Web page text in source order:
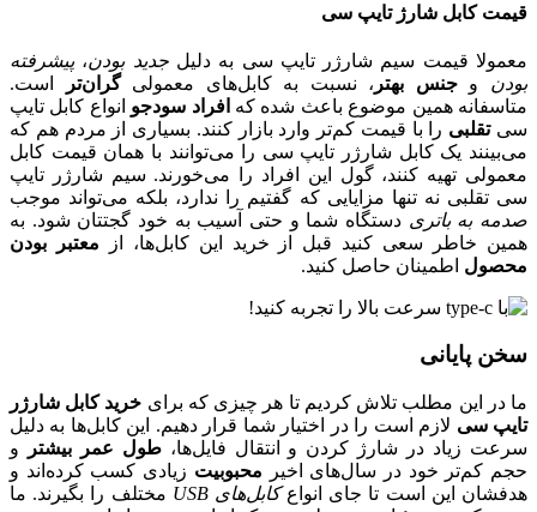
قیمت کابل شارژ تایپ سی
معمولا قیمت سیم شارژر تایپ سی به دلیلجدید بودن، پیشرفته
بودن وجنس بهتر ، نسبت به کابل‌های معمولیگران‌تر
است.
متاسفانه همین موضوع باعث شده که افراد سودجو انواع کابل تایپ
سیتقلبی را با قیمت کم‌تر وارد بازار کنند. بسیاری از مردم هم که
می‌بینند یک کابل شارژر تایپ سی را می‌توانند با همان قیمت کابل
معمولی تهیه کنند، گول این افراد را می‌خورند. سیم شارژر تایپ
سی تقلبی نه تنها مزایایی که گفتیم را ندارد، بلکه می‌تواند موجب
صدمه به باتری دستگاه شما و حتی آسیب به خود گجتتان شود. به
همین خاطر سعی کنید قبل از خرید این کابل‌ها، از معتبر بودن
محصول اطمینان حاصل کنید.
سخن پایانی
ما در این مطلب تلاش کردیم تا هر چیزی که برای خرید کابل شارژر
تایپ سی لازم است را در اختیار شما قرار دهیم. این کابل‌ها به دلیل
سرعت زیاد در شارژ کردن و انتقال فایل‌ها،طول عمر بیشتر
و
حجم کم‌تر خود در سال‌های اخیر
محبوبیت زیادی کسب کرده‌اند و
هدفشان این است تا جای انواعکابل‌های USB
مختلف را بگیرند. ما